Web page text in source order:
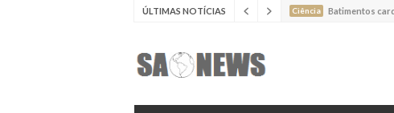
ÚLTIMAS NOTÍCIAS Ciência Batimentos
Nova espécie